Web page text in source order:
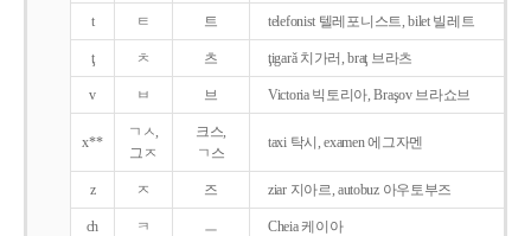
t ㅌ 트 telefonist 텔레포니스트, bilet 빌레트
ţ ㅊ 츠 ţigarǎ 치가러, braţ 브라츠
v ㅂ 브 Victoria 빅토리아, Braşov 브라쇼브
x**
ㄱㅅ,
그ㅈ
크스,
ㄱ스
taxi 탁시, examen 에그자멘
z ㅈ 즈 ziar 지아르, autobuz 아우토부즈
ch ㅋ ㅡ Cheia 케이아